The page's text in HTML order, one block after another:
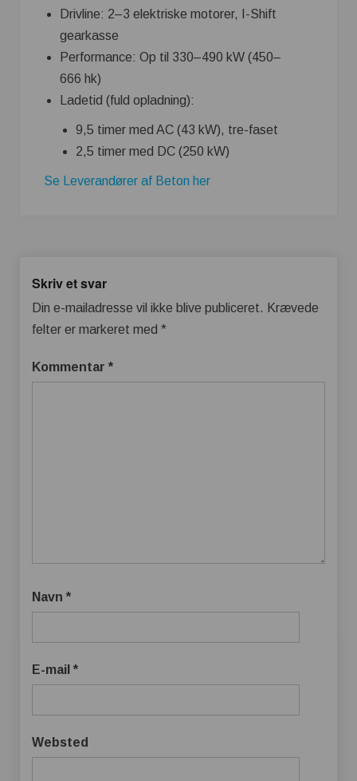
Drivline: 2–3 elektriske motorer, I-Shift
gearkasse
Performance: Op til 330–490 kW (450–
666 hk)
Ladetid (fuld opladning​):
9,5 timer med AC (43 kW), tre-faset
2,5 timer med DC (250 kW)
Se Leverandører af Beton her
Skriv et svar
Din e-mailadresse vil ikke blive publiceret. Krævede
felter er markeret med *
Kommentar *
Navn *
E-mail *
Websted